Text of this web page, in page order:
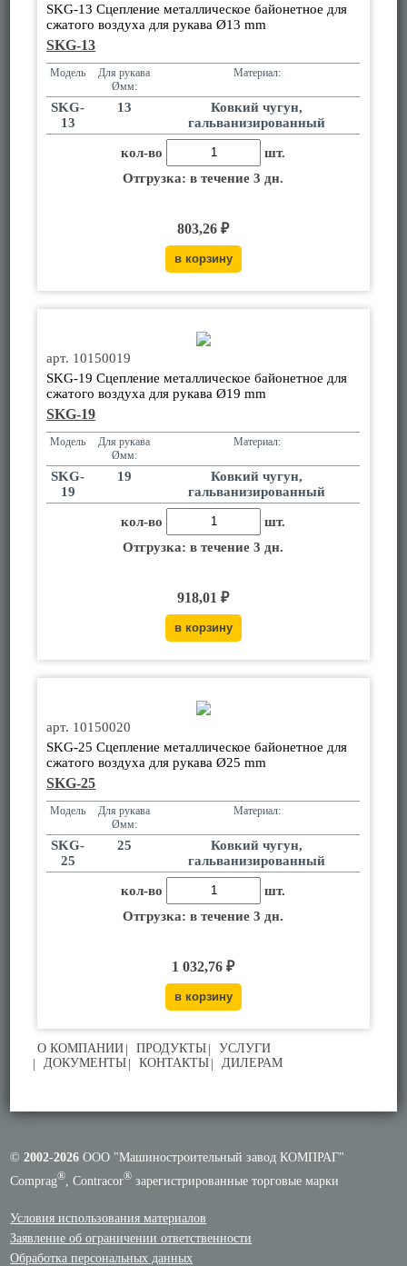
SKG-13 Сцепление металлическое байонетное для
сжатого воздуха для рукава Ø13 mm
SKG-13
Модель
Для рукава
Øмм:
Материал:
SKG-
13
13
Ковкий чугун,
гальванизированный
кол-во
шт.
Отгрузка: в течение 3 дн.
803,26 ₽
арт. 10150019
SKG-19 Сцепление металлическое байонетное для
сжатого воздуха для рукава Ø19 mm
SKG-19
Модель
Для рукава
Øмм:
Материал:
SKG-
19
19
Ковкий чугун,
гальванизированный
кол-во
шт.
Отгрузка: в течение 3 дн.
918,01 ₽
арт. 10150020
SKG-25 Сцепление металлическое байонетное для
сжатого воздуха для рукава Ø25 mm
SKG-25
Модель
Для рукава
Øмм:
Материал:
SKG-
25
25
Ковкий чугун,
гальванизированный
кол-во
шт.
Отгрузка: в течение 3 дн.
1 032,76 ₽
О КОМПАНИИ ПРОДУКТЫ
УСЛУГИ
ДОКУМЕНТЫ
КОНТАКТЫ ДИЛЕРАМ
©2002-2026 ООО "Машиностроительный завод КОМПРАГ"
Comprag® , Contracor® зарегистрированные торговые марки
Условия использования материалов
Заявление об ограничении ответственности
Обработка персональных данных